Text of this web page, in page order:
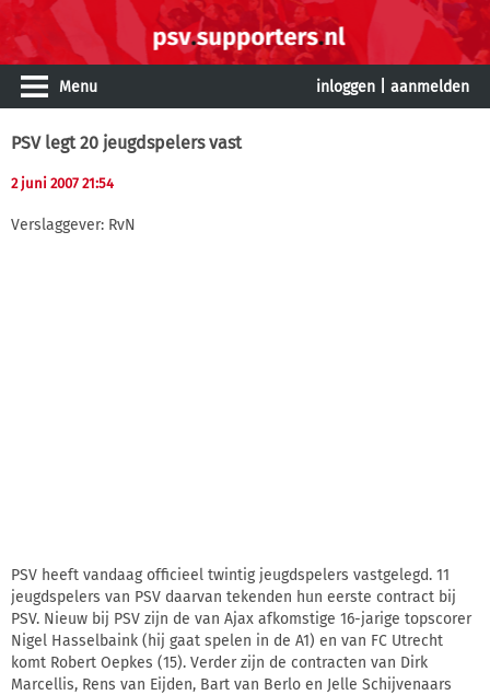
Menu inloggen aanmelden
PSV legt 20 jeugdspelers vast
2 juni 2007 21:54
Verslaggever: RvN
PSV heeft vandaag officieel twintig jeugdspelers vastgelegd. 11
jeugdspelers van PSV daarvan tekenden hun eerste contract bij
PSV. Nieuw bij PSV zijn de van Ajax afkomstige 16-jarige topscorer
Nigel Hasselbaink (hij gaat spelen in de A1) en van FC Utrecht
komt Robert Oepkes (15). Verder zijn de contracten van Dirk
Marcellis, Rens van Eijden, Bart van Berlo en Jelle Schijvenaars